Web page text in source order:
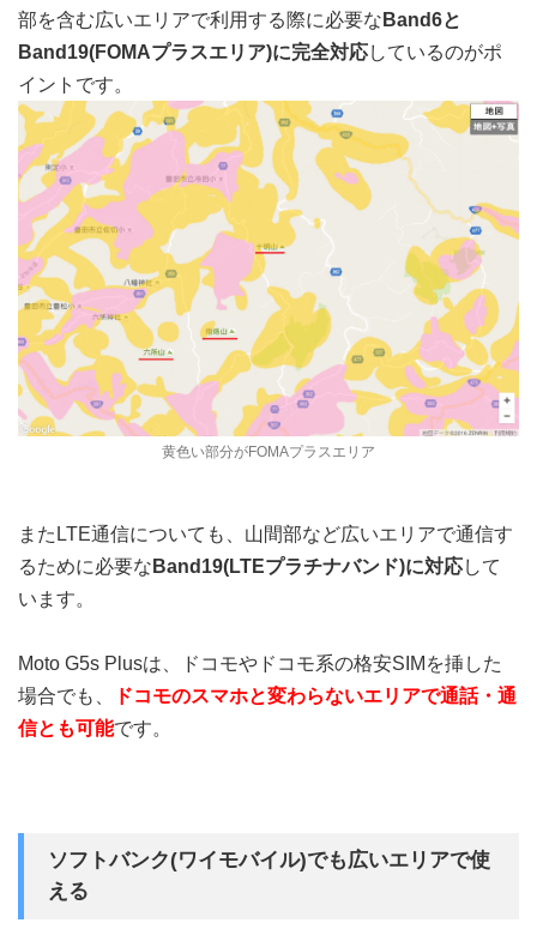
部を含む広いエリアで利用する際に必要な Band6と
Band19(FOMAプラスエリア)に完全対応しているのがポ
イントです。
黄色い部分がFOMAプラスエリア
またLTE通信についても、山間部など広いエリアで通信す
るために必要な Band19(LTEプラチナバンド)に対応して
います。
Moto G5s Plusは、ドコモやドコモ系の格安SIMを挿した
場合でも、
ドコモのスマホと変わらないエリアで通話・通
信とも可能です。
ソフトバンク(ワイモバイル)でも広いエリアで使
える